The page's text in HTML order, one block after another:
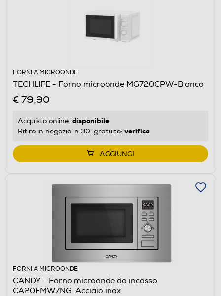
FORNI A MICROONDE
TECHLIFE - Forno microonde MG720CPW-Bianco
€ 79,90
Acquisto online: disponibile
Ritiro in negozio in 30' gratuito: verifica
AGGIUNGI
FORNI A MICROONDE
CANDY - Forno microonde da incasso
CA20FMW7NG-Acciaio inox